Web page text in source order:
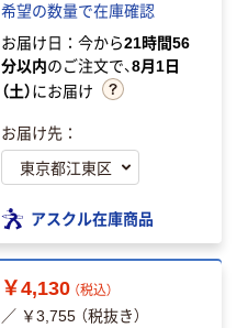
希望の数量で在庫確認
お届け日：今から21時間56
分以内のご注文で、8月1日
（土）にお届け
お届け先：
アスクル在庫商品
￥4,130 （税込）
／ ￥3,755 （税抜き）